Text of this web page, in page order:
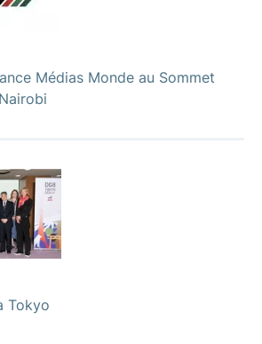
Médias Monde au Sommet
Tokyo